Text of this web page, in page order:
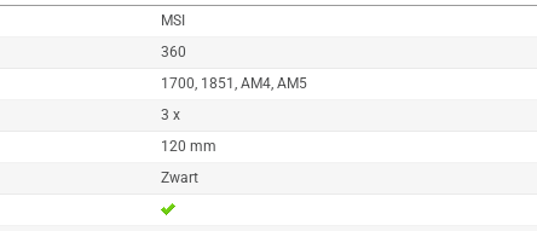
MSI
360
1700, 1851, AM4, AM5
3 x
120 mm
Zwart